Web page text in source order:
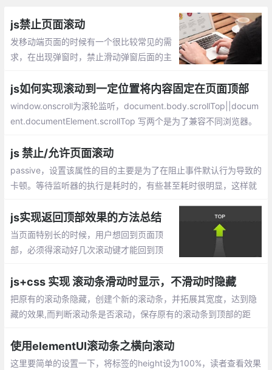
js禁止页面滚动
发移动端页面的时候有一个很比较常见的需
求，在出现弹窗时，禁止滑动弹窗后面的主
js如何实现滚动到一定位置将内容固定在页面顶部
window.onscroll为滚轮监听，document.body.scrollTop||docum
ent.documentElement.scrollTop 写两个是为了兼容不同浏览器。
左右位置虽然是0也要设，不然若为不是100%宽度的内容会出现左
右跳动。
js 禁止/允许页面滚动
passive，设置该属性的目的主要是为了在阻止事件默认行为导致的
卡顿。等待监听器的执行是耗时的，有些甚至耗时很明显，这样就
毕竟空函数的执行也会耗时
js实现返回顶部效果的方法总结
当页面特别长的时候，用户想回到页面顶
部，必须得滚动好几次滚动键才能回到顶
钮，用户点击一下，就可以回到顶部，对于
用户来说，是一个比较好的体验。
js+css 实现 滚动条滑动时显示，不滑动时隐藏
把原有的滚动条隐藏，创建个新的滚动条，并拓展其宽度，达到隐
藏的效果,而判断滚动条是否滚动，保存原有的滚动条到顶部的距
使用elementUI滚动条之横向滚动
这里要简单的设置一下，将标签的height设为100%，读者查看效果